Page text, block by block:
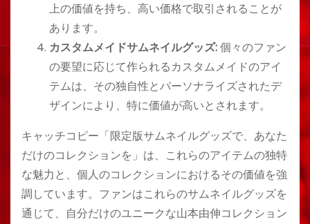
上の価値を持ち、高い価格で取引されることが
あります。
カスタムメイドサムネイルグッズ:個々のファン
の要望に応じて作られるカスタムメイドのアイ
テムは、その独自性とパーソナライズされたデ
ザインにより、特に価値が高いとされます。
キャッチコピー「限定版サムネイルグッズで、あなた
だけのコレクションを」は、これらのアイテムの独特
な魅力と、個人のコレクションにおけるその価値を強
調しています。ファンはこれらのサムネイルグッズを
通じて、自分だけのユニークな山本由伸コレクション